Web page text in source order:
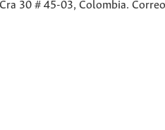
30 # 45-03, Colombia.